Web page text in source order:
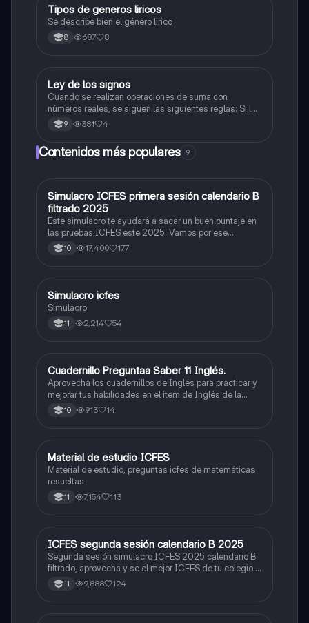
Lengua Castellana
Tipos de generos liricos
Se describe bien el género lirico
8 687 8
Lengua Castellana
Ley de los signos
Cuando se realizan operaciones de suma con
números reales, se siguen las siguientes reglas: Si los
dos números son positivos (mayor que cero): se
suman y mantienen su signo «+». Si los dos números
son negativos (menores que cero)se suman y se
mantiene e
9 381 4
Contenidos más populares 9
ICFES: Matemáticas
Simulacro ICFES primera sesión calendario B
filtrado 2025
Este simulacro te ayudará a sacar un buen puntaje en
las pruebas ICFES este 2025. Vamos por ese
500/500. Y poder ser admitido en la universidad que
quieras, estudiar la carrera que quieres y no la que te
10 17,400 177
ICFES: Lectura Crítica
Simulacro icfes
Simulacro
11 2,214 54
ICFES: Inglés
Cuadernillo Preguntaa Saber 11 Inglés.
Aprovecha los cuadernillos de Inglés para practicar y
mejorar tus habilidades en el ítem de Inglés de la
Prueba Saber 11. 🫡
10 913 14
ICFES: Matemáticas
Material de estudio ICFES
Material de estudio, preguntas icfes de matemáticas
resueltas
11 7,154 113
ICFES: Lectura Crítica
ICFES segunda sesión calendario B 2025
Segunda sesión simulacro ICFES 2025 calendario B
filtrado, aprovecha y se el mejor ICFES de tu colegio y
poder ingresar a universidad, y estudiar aquella
carrera con la que tanto sueñas.
11 9,888 124